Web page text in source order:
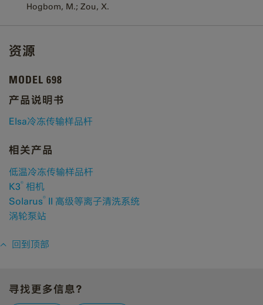
Hogbom, M.; Zou, X.
资源
MODEL 698
产品说明书
Elsa冷冻传输样品杆
相关产品
低温冷冻传输样品杆
K3® ​ ​相机
Solarus® II 高级等离子清洗系统
涡轮泵站
回到顶部
寻找更多信息？